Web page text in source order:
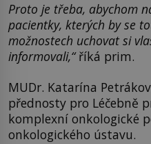
Proto je třeba, abychom
pacientky, kterých by se
možnostech uchovat si
informovali,“říká prim.
MUDr. Katarína
přednosty pro Léčebně
komplexní onkologické
onkologického ústavu.